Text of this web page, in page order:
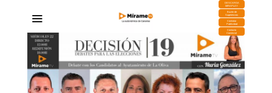
DESCARGA
MIRAPLAY
Buzón de
Sugerencias
Contratar
Publicidad
Contacto
Comercial